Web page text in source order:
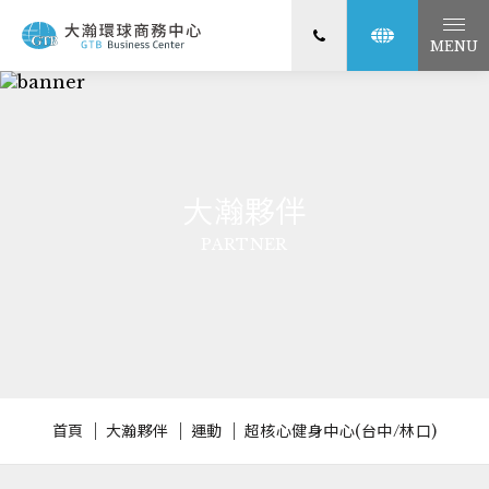
MENU
首頁 大瀚夥伴 運動 超核心健身中心(台中/林口)